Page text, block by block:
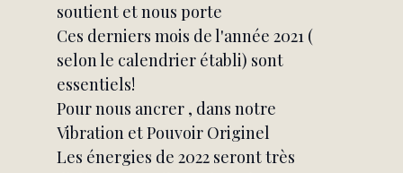
soutient et nous porte
Ces derniers mois de l'année 2021 (
selon le calendrier établi) sont
essentiels!
Pour nous ancrer , dans notre
Vibration et Pouvoir Originel
Les énergies de 2022 seront très